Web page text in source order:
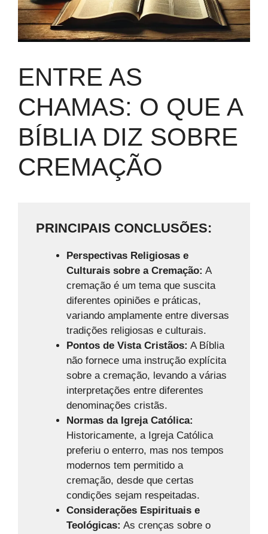
ENTRE AS
CHAMAS: O QUE A
BÍBLIA DIZ SOBRE
CREMAÇÃO
PRINCIPAIS CONCLUSÕES:
Perspectivas Religiosas e
Culturais sobre a Cremação: A
cremação é um tema que suscita
diferentes opiniões e práticas,
variando amplamente entre diversas
tradições religiosas e culturais.
Pontos de Vista Cristãos: A Bíblia
não fornece uma instrução explícita
sobre a cremação, levando a várias
interpretações entre diferentes
denominações cristãs.
Normas da Igreja Católica:
Historicamente, a Igreja Católica
preferiu o enterro, mas nos tempos
modernos tem permitido a
cremação, desde que certas
condições sejam respeitadas.
Considerações Espirituais e
Teológicas: As crenças sobre o